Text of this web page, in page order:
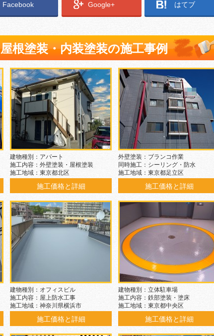
Facebook Google+ はてブ
根塗装・内装塗装の施工事例
建物種別：アパート
施工内容：外壁塗装・屋根塗装
施工地域：東京都北区
施工価格と詳細
外壁塗装：ブランコ作業
同時施工：シーリング・防水
施工地域：東京都足立区
施工価格と詳細
建物種別：オフィスビル
施工内容：屋上防水工事
施工地域：神奈川県横浜市
施工価格と詳細
建物種別：立体駐車場
施工内容：鉄部塗装・塗床
施工地域：東京都中央区
施工価格と詳細